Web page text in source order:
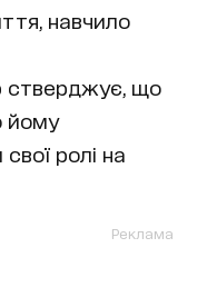
навчило
стверджує, що
йому
ролі на
Реклама